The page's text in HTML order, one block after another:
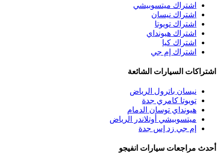
اشتراك ميتسوبيشي
اشتراك نيسان
اشتراك تويوتا
اشتراك هيونداي
اشتراك كيا
اشتراك إم جي
اشتراكات السيارات الشائعة
نيسان باترول الرياض
تويوتا كامري جدة
هيونداي توسان الدمام
ميتسوبيشي أوتلاندر الرياض
إم جي زد إس جدة
أحدث مراجعات سيارات انفيجو